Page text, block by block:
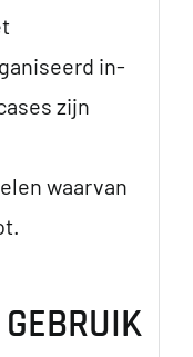
in-
zijn
waarvan